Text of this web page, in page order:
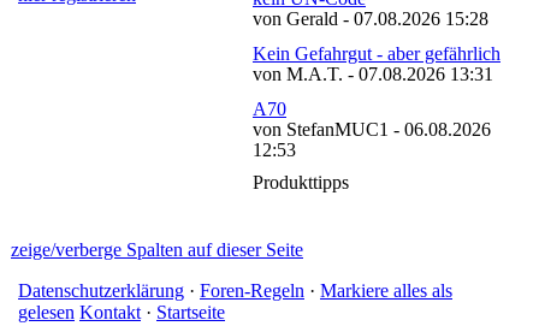
von Gerald - 07.08.2026 15:28
Kein Gefahrgut - aber gefährlich
von M.A.T. - 07.08.2026 13:31
A70
von StefanMUC1 - 06.08.2026
12:53
Produkttipps
zeige/verberge Spalten auf dieser Seite
Datenschutzerklärung · Foren-Regeln · Markiere alles als
gelesen Kontakt · Startseite